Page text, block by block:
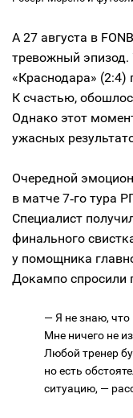
А 27 августа в
тревожный
«Краснодара» (2:4)
К счастью,
Однако этот
ужасных
Очередной
в матче 7‑го тура
Специалист
финального
у помощника
Докампо спросили
— Я не знаю,
Мне ничего не
Любой тренер
но есть
ситуацию, —